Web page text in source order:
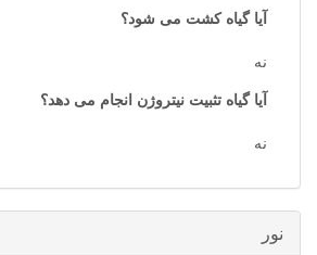
آیا گیاه کشت می شود؟
نه
آیا گیاه تثبیت نیتروژن انجام می دهد؟
نه
نور